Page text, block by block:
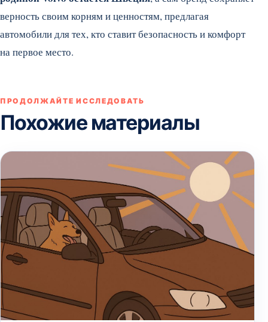
верность своим корням и ценностям, предлагая
автомобили для тех, кто ставит безопасность и комфорт
на первое место.
ПРОДОЛЖАЙТЕ ИССЛЕДОВАТЬ
Похожие материалы